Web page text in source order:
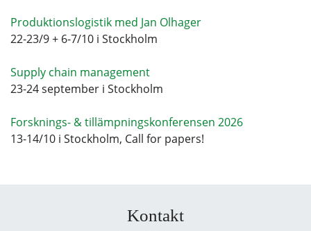
Produktionslogistik med Jan Olhager
22-23/9 + 6-7/10 i Stockholm
Supply chain management
23-24 september i Stockholm
Forsknings- & tillämpningskonferensen 2026
13-14/10 i Stockholm, Call for papers!
Kontakt